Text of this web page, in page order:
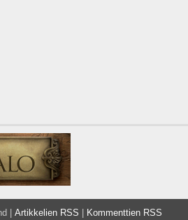
| Artikkelien RSS Kommenttien RSS